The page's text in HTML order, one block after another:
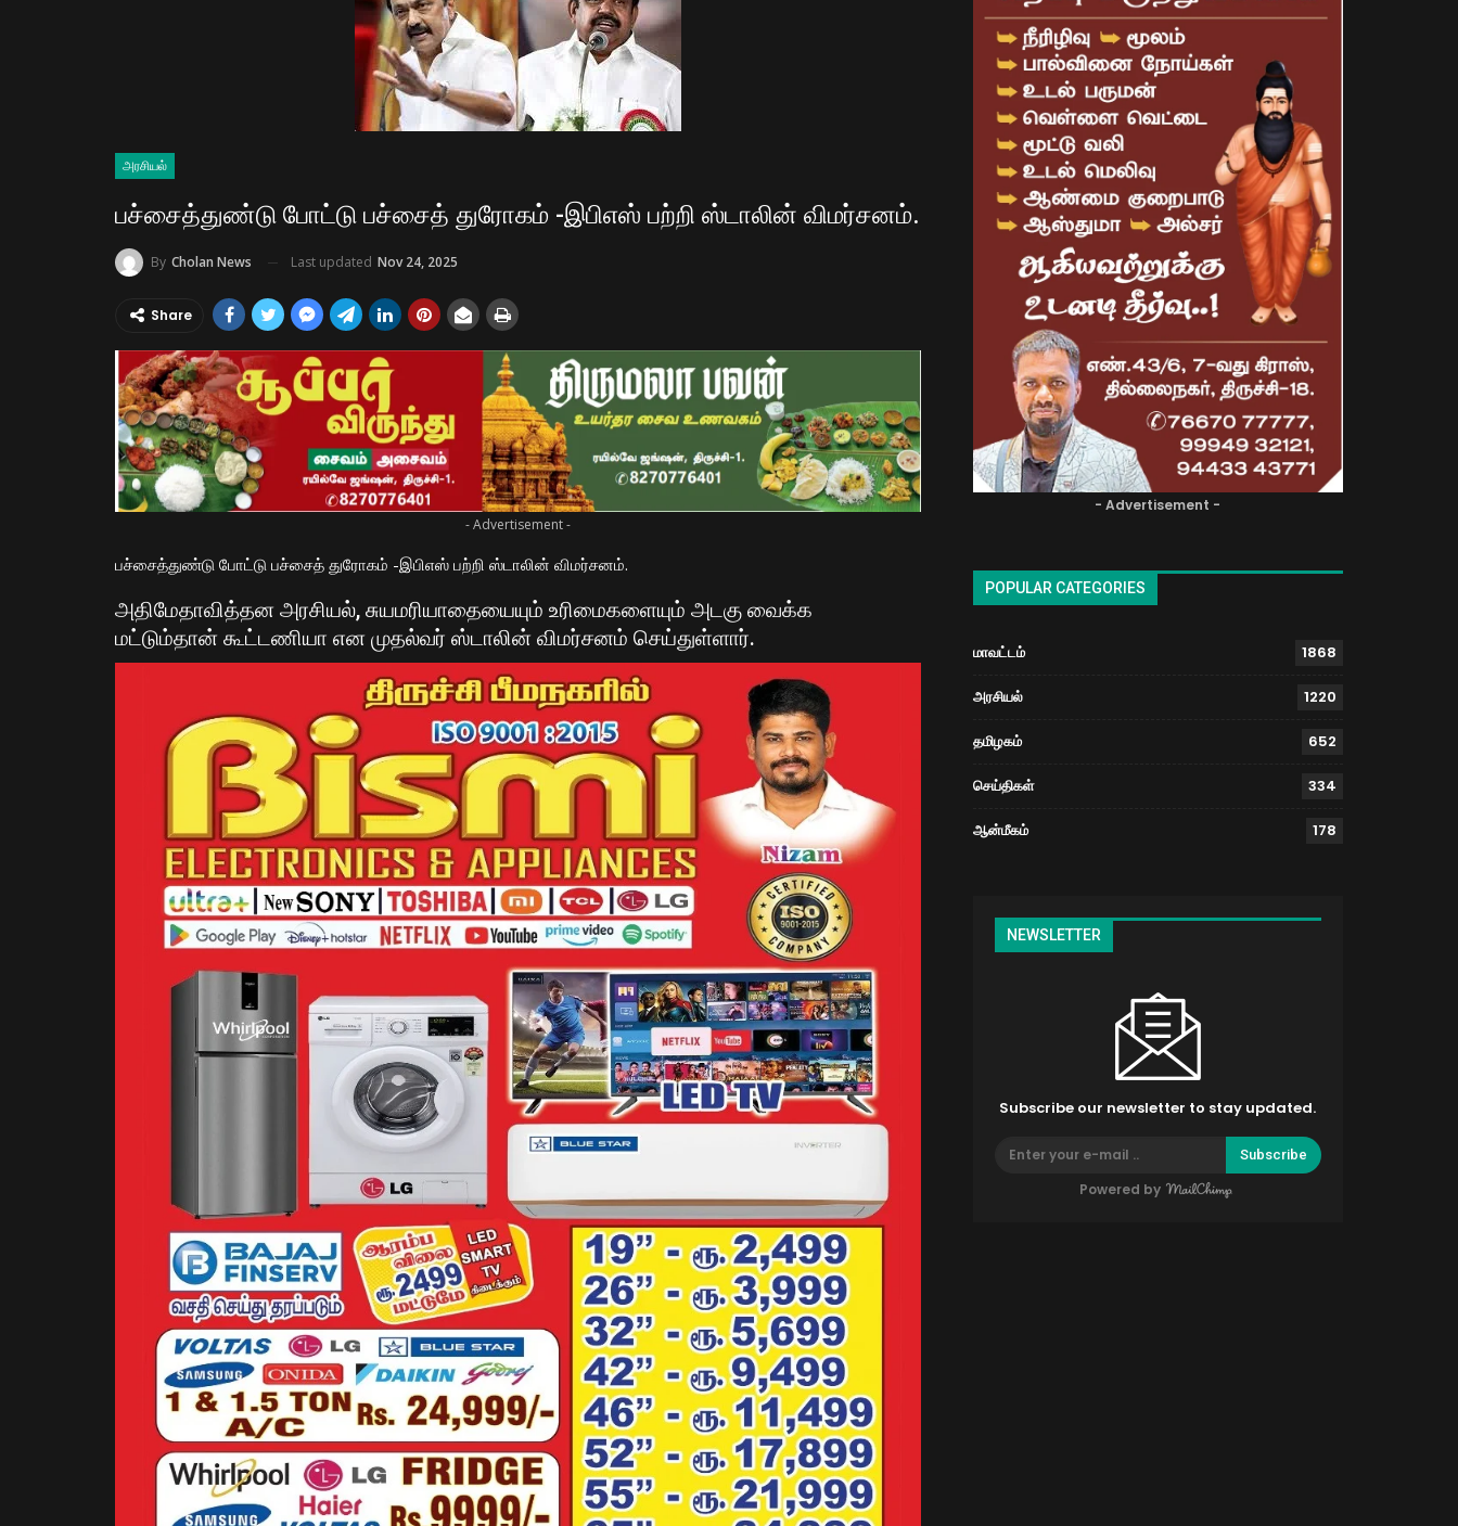
அரசியல்
பச்சைத்துண்டு போட்டு பச்சைத் துரோகம் -இபிஎஸ் பற்றி ஸ்டாலின் விமர்சனம்.
By Cholan News Last updated Nov 24, 2025
Share
- Advertisement -
பச்சைத்துண்டு போட்டு பச்சைத் துரோகம் -இபிஎஸ் பற்றி ஸ்டாலின் விமர்சனம்.
அதிமேதாவித்தன அரசியல், சுயமரியாதையையும் உரிமைகளையும் அடகு வைக்க
மட்டும்தான் கூட்டணியா என முதல்வர் ஸ்டாலின் விமர்சனம் செய்துள்ளார்.
- Advertisement -
POPULAR CATEGORIES
மாவட்டம் 1868
அரசியல் 1220
தமிழகம் 652
செய்திகள் 334
ஆன்மீகம் 178
NEWSLETTER
Subscribe our newsletter to stay updated.
Subscribe
Powered by